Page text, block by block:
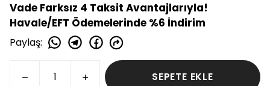
Vade Farksız 4 Taksit Avantajlarıyla!
Havale/EFT Ödemelerinde %6 İndirim
Paylaş:
SEPETE EKLE